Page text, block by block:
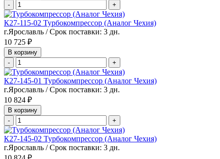
-
+
К27-115-02 Турбокомпрессор (Аналог Чехия)
г.Ярославль / Срок поставки: 3 дн.
10 725 ₽
В корзину
-
+
К27-145-01 Турбокомпрессор (Аналог Чехия)
г.Ярославль / Срок поставки: 3 дн.
10 824 ₽
В корзину
-
+
К27-145-02 Турбокомпрессор (Аналог Чехия)
г.Ярославль / Срок поставки: 3 дн.